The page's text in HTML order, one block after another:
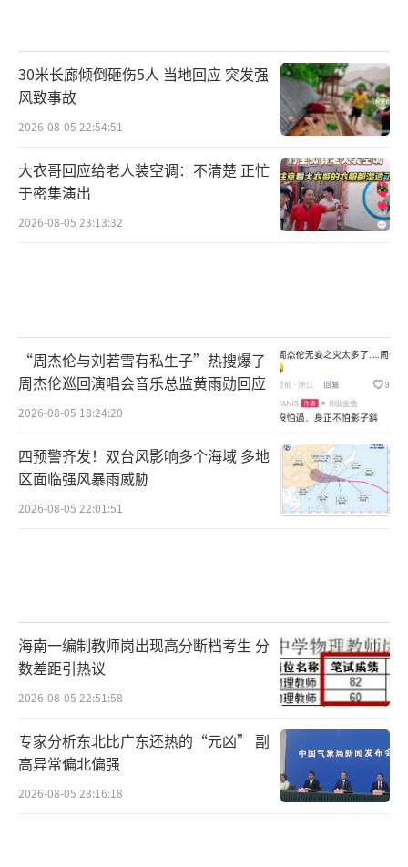
30米长廊倾倒砸伤5人 当地回应 突发强
风致事故
2026-08-05 22:54:51
大衣哥回应给老人装空调：不清楚 正忙
于密集演出
2026-08-05 23:13:32
“周杰伦与刘若雪有私生子”热搜爆了
周杰伦巡回演唱会音乐总监黄雨勋回应
2026-08-05 18:24:20
四预警齐发！双台风影响多个海域 多地
区面临强风暴雨威胁
2026-08-05 22:01:51
海南一编制教师岗出现高分断档考生 分
数差距引热议
2026-08-05 22:51:58
专家分析东北比广东还热的“元凶” 副
高异常偏北偏强
2026-08-05 23:16:18